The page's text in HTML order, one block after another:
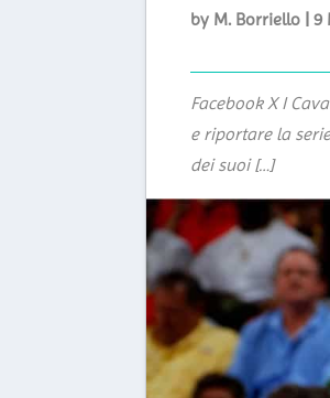
by M. Borriello | 9
Facebook X I
e riportare la
dei suoi […]